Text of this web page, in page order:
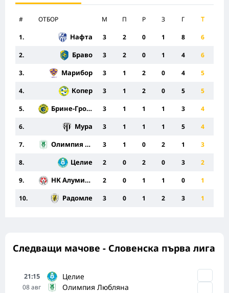
# ОТБОР M П Р З Г Т
1. Нафта 3 2 0 1 8 6
2. Браво 3 2 0 1 4 6
3. Марибор 3 1 2 0 4 5
4. Копер 3 1 2 0 5 5
5. Брине-Гросупле 3 1 1 1 3 4
6. Мура 3 1 1 1 5 4
7. Олимпия Любляна 3 1 0 2 1 3
8. Целие 2 0 2 0 3 2
9. НК Алуминий 2 0 1 1 0 1
10. Радомле 3 0 1 2 3 1
Следващи мачове - Словенска първа лига
21:15
08авг
Целие
Олимпия Любляна